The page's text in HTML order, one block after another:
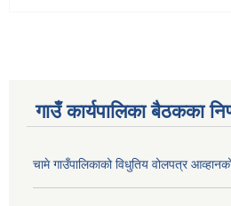
गाउँ कार्यपालिका बैठकका
चामे गाउँपालिकाको विधुतिय वोलपत्र